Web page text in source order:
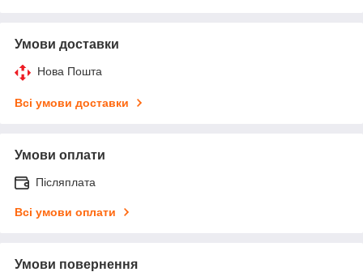
Умови доставки
Нова Пошта
Всі умови доставки
Умови оплати
Післяплата
Всі умови оплати
Умови повернення